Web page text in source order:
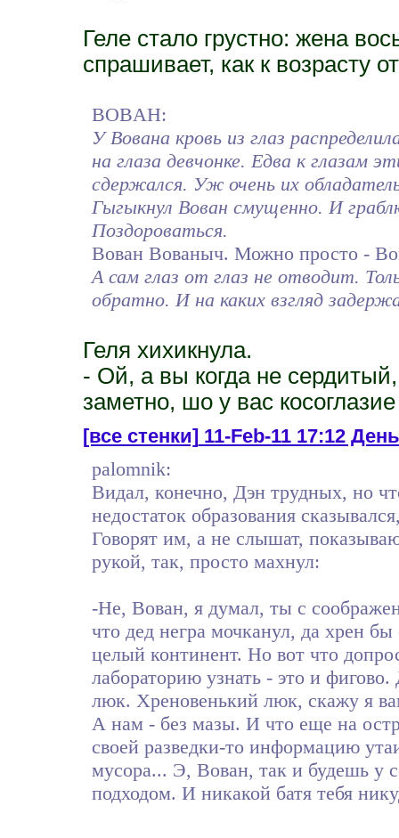
Геле стало грустно: жена
спрашивает, как к возрасту
BOBAH:
У Вована кровь из глаз
на глаза девчонке. Едва к глазам
сдержался. Уж очень их
Гыгыкнул Вован смущенно. И
Поздороваться.
Вован Вованыч. Можно просто -
А сам глаз от глаз не отводит.
обратно. И на каких взгляд
Геля хихикнула.
- Ой, а вы когда не
заметно, шо у вас косоглазие
[все стенки]11-Feb-11 17:12
palomnik:
Видал, конечно, Дэн трудных, но
недостаток образования
Говорят им, а не слышат,
рукой, так, просто махнул:
-Не, Вован, я думал, ты с
что дед негра мочканул, да хрен
целый континент. Но вот что
лабораторию узнать - это и
люк. Хреновенький люк, скажу я
А нам - без мазы. И что еще на
своей разведки-то информацию
мусора... Э, Вован, так и будешь у
подходом. И никакой батя тебя